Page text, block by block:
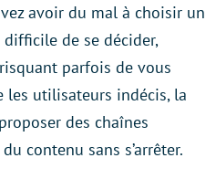
avoir du mal à choisir un
de se décider,
risquant parfois de vous
les utilisateurs indécis, la
des chaînes
contenu sans s’arrêter.